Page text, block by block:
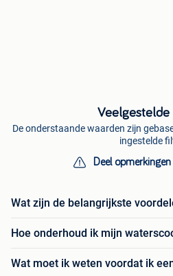
Veelgestelde
De onderstaande waarden zijn
ingestelde
Deel
Wat zijn de belangrijkste
Hoe onderhoud ik mijn
Wat moet ik weten voordat ik